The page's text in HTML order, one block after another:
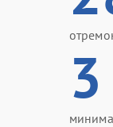
3